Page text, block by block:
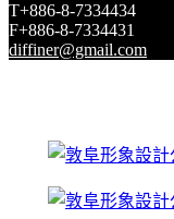
T+886-8-7334434
F+886-8-7334431
diffiner@gmail.com